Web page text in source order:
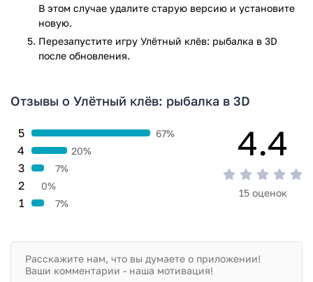
В этом случае удалите старую версию и установите
новую.
Перезапустите игру Улётный клёв: рыбалка в 3D
после обновления.
Отзывы о Улётный клёв: рыбалка в 3D
1 7%
2 0%
3 7%
4 20%
5 67% 4.4
15 оценок